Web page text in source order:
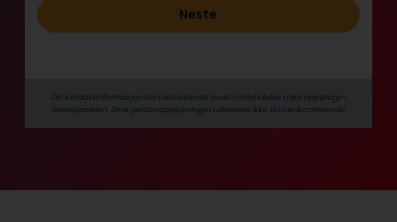
Neste
Din kontaktinformasjon blir utelukkende brukt i forbindelse med oppdrags­
forespørselen. Dine person­­opplysninger utleveres ikke til uvedkommende.